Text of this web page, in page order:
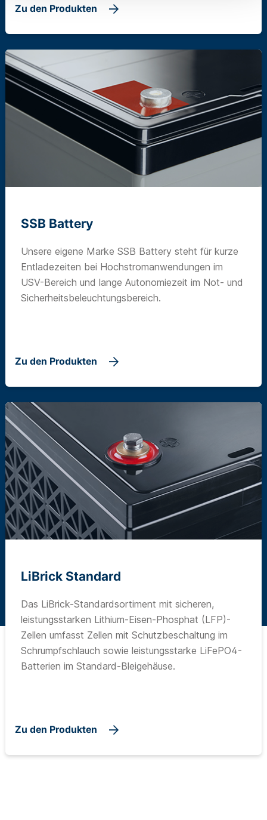
Zu den Produkten
SSB Battery
Unsere eigene Marke SSB Battery steht für kurze
Entladezeiten bei Hochstromanwendungen im
USV-Bereich und lange Autonomiezeit im Not- und
Sicherheitsbeleuchtungsbereich.
Zu den Produkten
LiBrick Standard
Das LiBrick-Standardsortiment mit sicheren,
leistungsstarken Lithium-Eisen-Phosphat (LFP)-
Zellen umfasst Zellen mit Schutzbeschaltung im
Schrumpfschlauch sowie leistungsstarke LiFePO4-
Batterien im Standard-Bleigehäuse.
Zu den Produkten